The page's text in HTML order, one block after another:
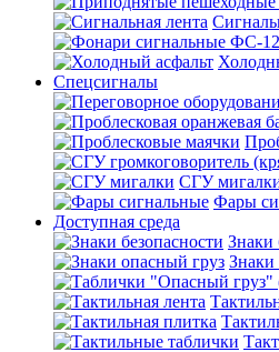
Спецсигналы
СГУ
Фары
Доступная среда
Знаки
Знаки